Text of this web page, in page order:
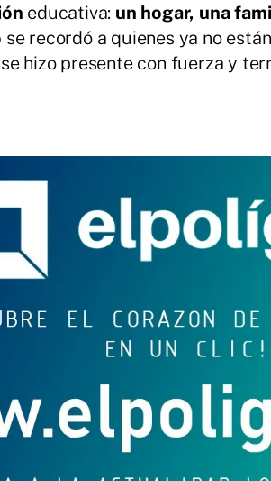
educativa: un hogar, una
se recordó a quienes ya no
hizo presente con fuerza y